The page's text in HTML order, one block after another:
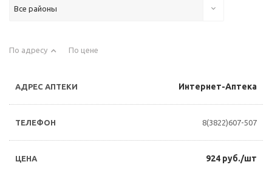
Все районы
По адресу По цене
Интернет-Аптека
8(3822)607-507
924 руб./шт